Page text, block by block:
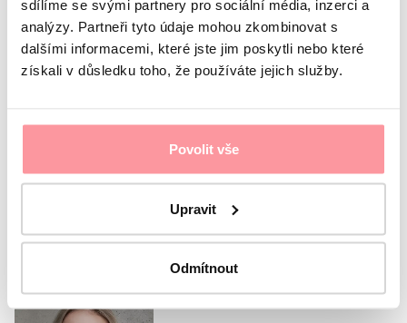
sdílíme se svými partnery pro sociální média, inzerci a
analýzy. Partneři tyto údaje mohou zkombinovat s
dalšími informacemi, které jste jim poskytli nebo které
získali v důsledku toho, že používáte jejich služby.
Povolit vše
Upravit
Odmítnout
nebojte se zeptat na cokoliv
Veškerá komunikace je šifrována pomocí SSL a řídí
se pravidly našich Zásad ochrany osobních údajů
Odeslat formulář
Nebo zavolejte naší
koordinátorce